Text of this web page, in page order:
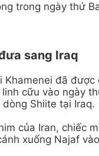
trong ngày thứ
sang Iraq
Khamenei đã
cữu vào ngày
Shiite tại Iraq.
của Iran, chiếc
xuống Najaf